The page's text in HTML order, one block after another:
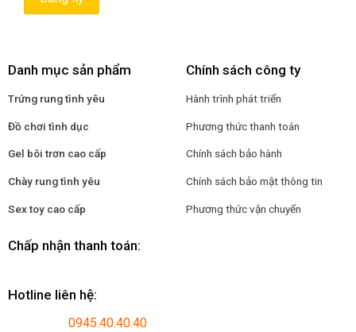
Danh mục sản phẩm
Trứng rung tình yêu
Đồ chơi tình dục
Gel bôi trơn cao cấp
Chày rung tình yêu
Sex toy cao cấp
Chính sách công ty
Hành trình phát triển
Phương thức thanh toán
Chính sách bảo hành
Chính sách bảo mật thông tin
Phương thức vận chuyển
Chấp nhận thanh toán:
Hotline liên hệ:
0945.40.40.40